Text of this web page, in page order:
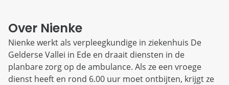
Over Nienke
Nienke werkt als verpleegkundige in ziekenhuis De
Gelderse Vallei in Ede en draait diensten in de
planbare zorg op de ambulance. Als ze een vroege
dienst heeft en rond 6.00 uur moet ontbijten, krijgt ze